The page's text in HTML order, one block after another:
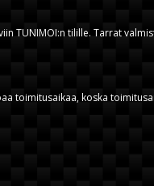
TUNIMOI:n tilille. Tarrat
toimitusaikaa, koska